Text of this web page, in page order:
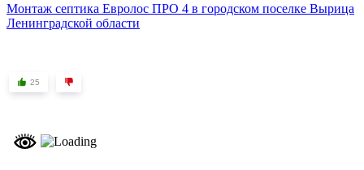
Монтаж септика Евролос ПРО 4 в городском поселке Вырица
Ленинградской области
25